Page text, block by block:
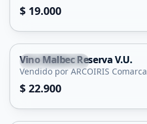
$ 19.000
San Francisco
Vino Malbec Reserva V.U.
Vendido por ARCOIRIS Comarca
$ 22.900